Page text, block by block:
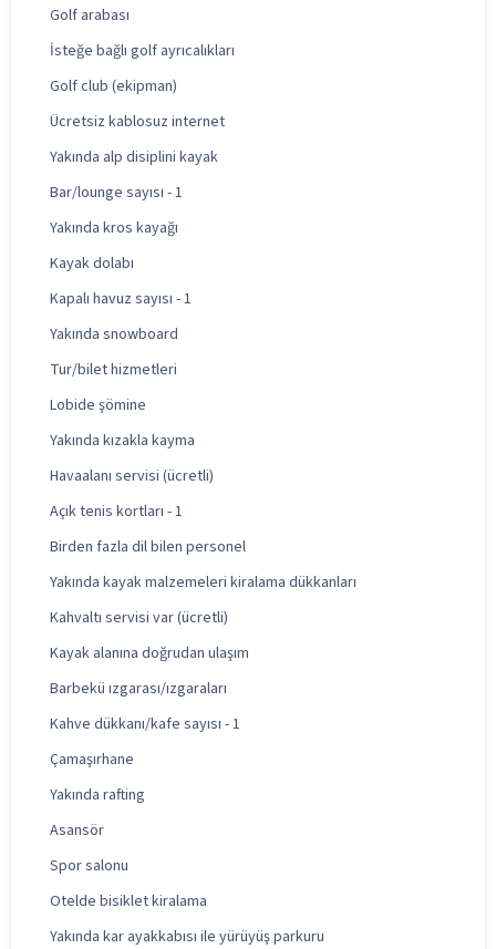
Golf arabası
İsteğe bağlı golf ayrıcalıkları
Golf club (ekipman)
Ücretsiz kablosuz internet
Yakında alp disiplini kayak
Bar/lounge sayısı - 1
Yakında kros kayağı
Kayak dolabı
Kapalı havuz sayısı - 1
Yakında snowboard
Tur/bilet hizmetleri
Lobide şömine
Yakında kızakla kayma
Havaalanı servisi (ücretli)
Açık tenis kortları - 1
Birden fazla dil bilen personel
Yakında kayak malzemeleri kiralama dükkanları
Kahvaltı servisi var (ücretli)
Kayak alanına doğrudan ulaşım
Barbekü ızgarası/ızgaraları
Kahve dükkanı/kafe sayısı - 1
Çamaşırhane
Yakında rafting
Asansör
Spor salonu
Otelde bisiklet kiralama
Yakında kar ayakkabısı ile yürüyüş parkuru